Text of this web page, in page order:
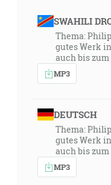
SWAHILI
Thema:
gutes Werk
auch bis
MP3
DEUTSCH
Thema:
gutes Werk
auch bis
MP3